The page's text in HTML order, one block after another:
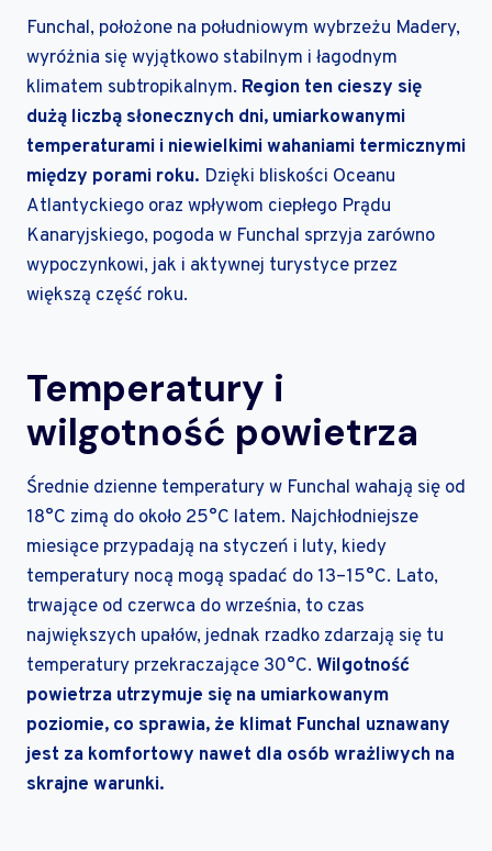
Funchal, położone na południowym wybrzeżu Madery,
wyróżnia się wyjątkowo stabilnym i łagodnym
klimatem subtropikalnym. Region ten cieszy się
dużą liczbą słonecznych dni, umiarkowanymi
temperaturami i niewielkimi wahaniami termicznymi
między porami roku. Dzięki bliskości Oceanu
Atlantyckiego oraz wpływom ciepłego Prądu
Kanaryjskiego, pogoda w Funchal sprzyja zarówno
wypoczynkowi, jak i aktywnej turystyce przez
większą część roku.
Temperatury i
wilgotność powietrza
Średnie dzienne temperatury w Funchal wahają się od
18°C zimą do około 25°C latem. Najchłodniejsze
miesiące przypadają na styczeń i luty, kiedy
temperatury nocą mogą spadać do 13–15°C. Lato,
trwające od czerwca do września, to czas
największych upałów, jednak rzadko zdarzają się tu
temperatury przekraczające 30°C. Wilgotność
powietrza utrzymuje się na umiarkowanym
poziomie, co sprawia, że klimat Funchal uznawany
jest za komfortowy nawet dla osób wrażliwych na
skrajne warunki.